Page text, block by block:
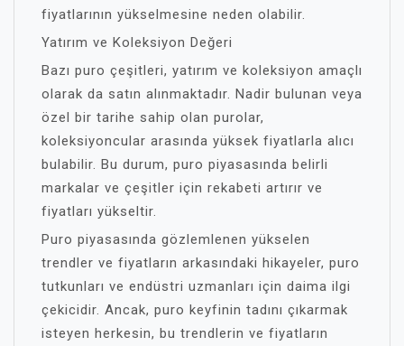
fiyatlarının yükselmesine neden olabilir.
Yatırım ve Koleksiyon Değeri
Bazı puro çeşitleri, yatırım ve koleksiyon amaçlı
olarak da satın alınmaktadır. Nadir bulunan veya
özel bir tarihe sahip olan purolar,
koleksiyoncular arasında yüksek fiyatlarla alıcı
bulabilir. Bu durum, puro piyasasında belirli
markalar ve çeşitler için rekabeti artırır ve
fiyatları yükseltir.
Puro piyasasında gözlemlenen yükselen
trendler ve fiyatların arkasındaki hikayeler, puro
tutkunları ve endüstri uzmanları için daima ilgi
çekicidir. Ancak, puro keyfinin tadını çıkarmak
isteyen herkesin, bu trendlerin ve fiyatların